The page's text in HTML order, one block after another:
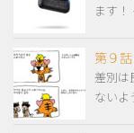
ます
第９
差別は
ない